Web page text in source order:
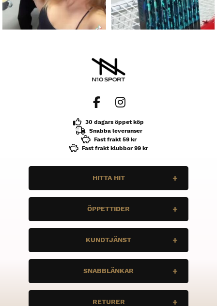
30 dagars öppet köp
Snabba leveranser
Fast frakt 59 kr
Fast frakt klubbor 99 kr
HITTA HIT
735 37 Surahammar
ÖPPETTIDER
Ons
STÄNGT
Lör
STÄNGT
KUNDTJÄNST
grejer. Är det några frågor, tveka inte att
höra av dig.
info@n10sport.se
SNABBLÄNKAR
RETURER